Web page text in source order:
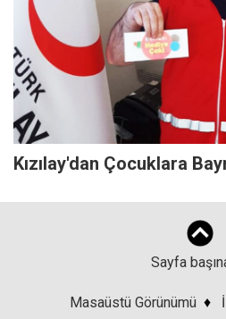
Kızılay'dan Çocuklara
Sayfa
Masaüstü Görünümü ♦